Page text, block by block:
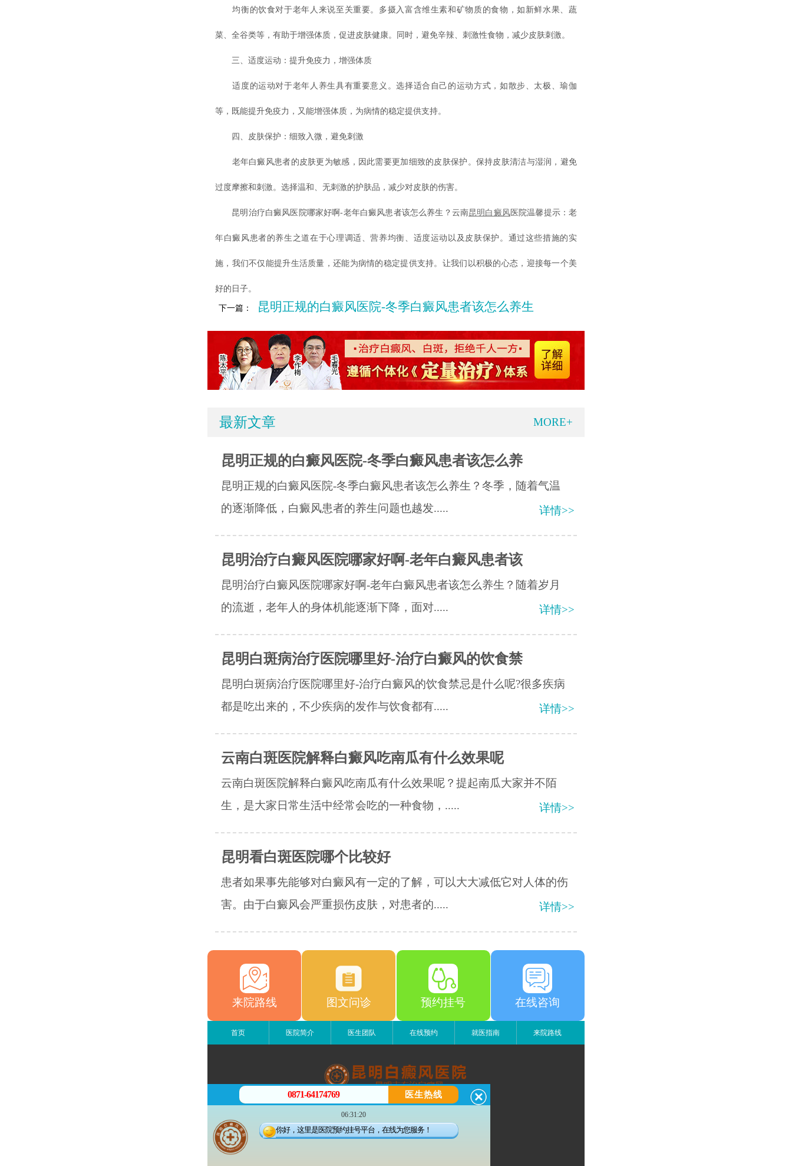
均衡的饮食对于老年人来说至关重要。多摄入富含维生素和矿物质的食物，如新鲜水果、蔬
菜、全谷类等，有助于增强体质，促进皮肤健康。同时，避免辛辣、刺激性食物，减少皮肤刺激。
三、适度运动：提升免疫力，增强体质
适度的运动对于老年人养生具有重要意义。选择适合自己的运动方式，如散步、太极、瑜伽
等，既能提升免疫力，又能增强体质，为病情的稳定提供支持。
四、皮肤保护：细致入微，避免刺激
老年白癜风患者的皮肤更为敏感，因此需要更加细致的皮肤保护。保持皮肤清洁与湿润，避免
过度摩擦和刺激。选择温和、无刺激的护肤品，减少对皮肤的伤害。
昆明治疗白癜风医院哪家好啊-老年白癜风患者该怎么养生？云南昆明白癜风医院温馨提示：老
年白癜风患者的养生之道在于心理调适、营养均衡、适度运动以及皮肤保护。通过这些措施的实
施，我们不仅能提升生活质量，还能为病情的稳定提供支持。让我们以积极的心态，迎接每一个美
好的日子。
下一篇： 昆明正规的白癜风医院-冬季白癜风患者该怎么养生
最新文章 MORE+
昆明正规的白癜风医院-冬季白癜风患者该怎么养
昆明正规的白癜风医院-冬季白癜风患者该怎么养生？冬季，随着气温
的逐渐降低，白癜风患者的养生问题也越发.....
详情>>
昆明治疗白癜风医院哪家好啊-老年白癜风患者该
昆明治疗白癜风医院哪家好啊-老年白癜风患者该怎么养生？随着岁月
的流逝，老年人的身体机能逐渐下降，面对.....
详情>>
昆明白斑病治疗医院哪里好-治疗白癜风的饮食禁
昆明白斑病治疗医院哪里好-治疗白癜风的饮食禁忌是什么呢?很多疾病
都是吃出来的，不少疾病的发作与饮食都有.....
详情>>
云南白斑医院解释白癜风吃南瓜有什么效果呢
云南白斑医院解释白癜风吃南瓜有什么效果呢？提起南瓜大家并不陌
生，是大家日常生活中经常会吃的一种食物，.....
详情>>
昆明看白斑医院哪个比较好
患者如果事先能够对白癜风有一定的了解，可以大大减低它对人体的伤
害。由于白癜风会严重损伤皮肤，对患者的.....
详情>>
来院路线 图文问诊 预约挂号 在线咨询
首页 医院简介 医生团队 在线预约 就医指南 来院路线
昆明白癜风医院
昆明市五华区护国路2号
版权所有：昆明白癜风医院
联系电话：0871-64174769
0871-64174769 医生热线
06:31:20
你好，这里是医院预约挂号平台，在线为您服务！